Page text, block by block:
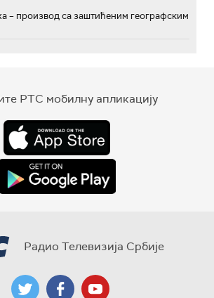
– производ са заштићеним географским
РТС мобилну апликацију
Радио Телевизија Србије